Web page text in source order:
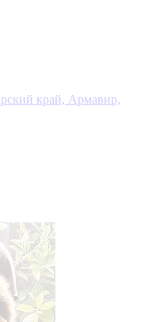
край, Армавир,